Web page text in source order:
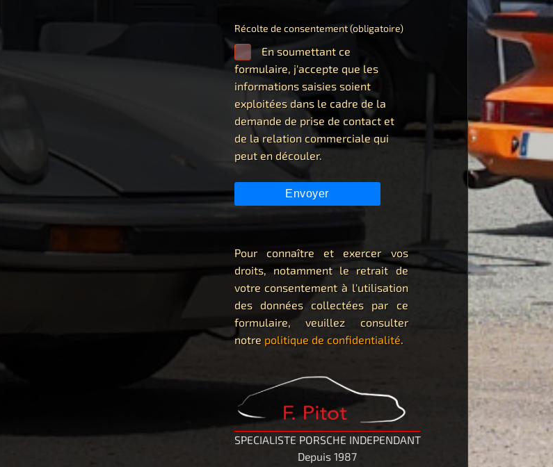
Récolte de consentement (obligatoire)
En soumettant ce
formulaire, j'accepte que les
informations saisies soient
exploitées dans le cadre de la
demande de prise de contact et
de la relation commerciale qui
peut en découler.
Pour connaître et exercer vos
droits, notamment le retrait de
votre consentement à l'utilisation
des données collectées par ce
formulaire, veuillez consulter
notre politique de confidentialité.
SPECIALISTE PORSCHE INDEPENDANT
Depuis 1987